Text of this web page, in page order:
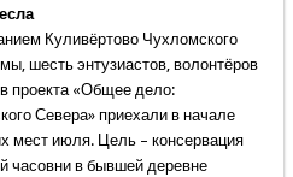
Куливёртово Чухломского
шесть энтузиастов, волонтёров
проекта «Общее дело:
Севера» приехали в начале
мест июля. Цель – консервация
часовни в бывшей деревне